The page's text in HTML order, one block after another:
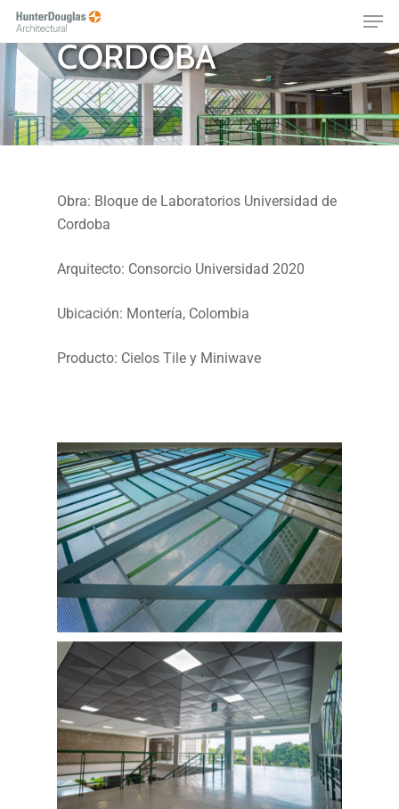
Skip
main
content
UNIVERSIDAD DE
CORDOBA
Obra: Bloque de Laboratorios Universidad de
Cordoba
Arquitecto: Consorcio Universidad 2020
Ubicación: Montería, Colombia
Producto: Cielos Tile y Miniwave